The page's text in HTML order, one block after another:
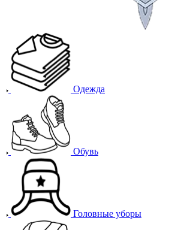
Одежда
Обувь
Головные уборы